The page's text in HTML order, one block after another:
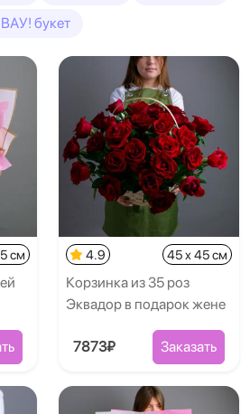
ВАУ! букет
см 4.9 45 x 45 см
Корзинка из 35 роз
Эквадор в подарок жене
7873₽ Заказать